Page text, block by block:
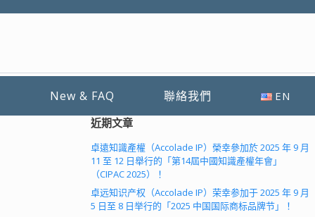
New & FAQ 聯絡我們 EN
近期文章
卓遠知識產權（Accolade IP）榮幸參加於 2025 年 9 月
11 至 12 日舉行的「第14屆中國知識產權年會」
（CIPAC 2025）！
卓远知识产权（Accolade IP）荣幸参加于 2025 年 9 月
5 日至 8 日举行的「2025 中国国际商标品牌节」！